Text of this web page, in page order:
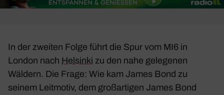
In der zweiten Folge führt die Spur vom MI6 in
London nach Helsinki zu den nahe gele­genen
Wäldern. Die Frage: Wie kam James Bond zu
seinem Leit­motiv, dem groß­ar­tigen James Bond